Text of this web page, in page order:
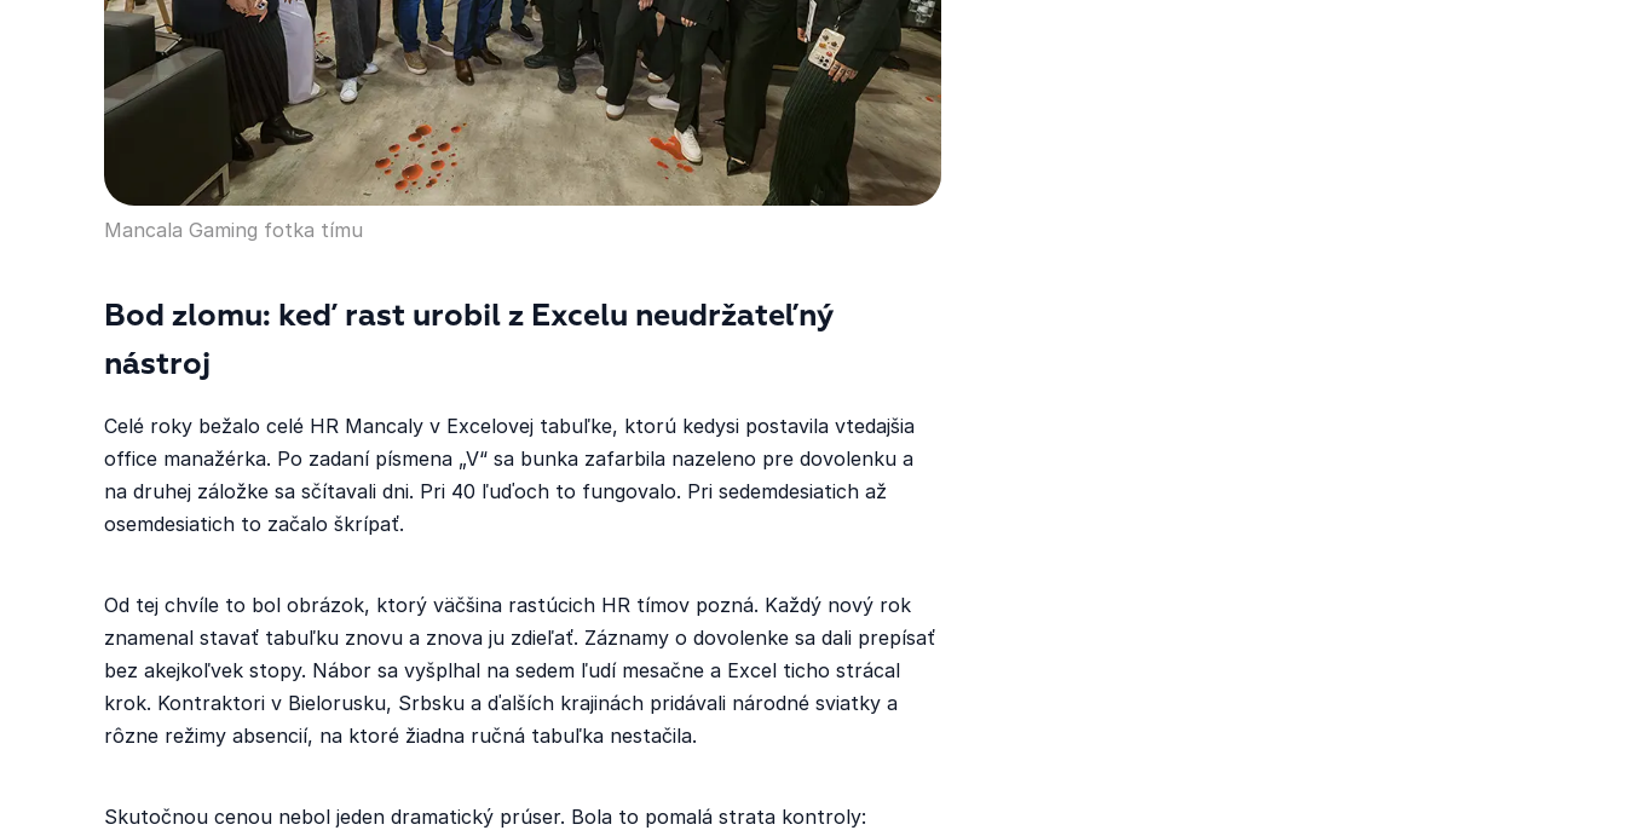
Mancala Gaming fotka tímu
Bod zlomu: keď rast urobil z Excelu neudržateľný
nástroj
Celé roky bežalo celé HR Mancaly v Excelovej tabuľke, ktorú kedysi postavila vtedajšia
office manažérka. Po zadaní písmena „V“ sa bunka zafarbila nazeleno pre dovolenku a
na druhej záložke sa sčítavali dni. Pri 40 ľuďoch to fungovalo. Pri sedemdesiatich až
osemdesiatich to začalo škrípať.
Od tej chvíle to bol obrázok, ktorý väčšina rastúcich HR tímov pozná. Každý nový rok
znamenal stavať tabuľku znovu a znova ju zdieľať. Záznamy o dovolenke sa dali prepísať
bez akejkoľvek stopy. Nábor sa vyšplhal na sedem ľudí mesačne a Excel ticho strácal
krok. Kontraktori v Bielorusku, Srbsku a ďalších krajinách pridávali národné sviatky a
rôzne režimy absencií, na ktoré žiadna ručná tabuľka nestačila.
Skutočnou cenou nebol jeden dramatický prúser. Bola to pomalá strata kontroly: